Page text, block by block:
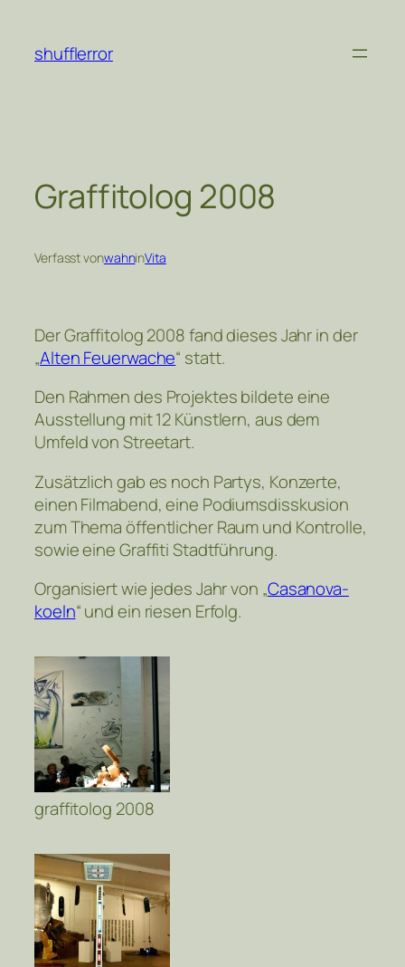
springen
shufflerror
Graffitolog 2008
Verfasst vonwahninVita
Der Graffitolog 2008 fand dieses Jahr in der
„Alten Feuerwache“ statt.
Den Rahmen des Projektes bildete eine
Ausstellung mit 12 Künstlern, aus dem
Umfeld von Streetart.
Zusätzlich gab es noch Partys, Konzerte,
einen Filmabend, eine Podiumsdisskusion
zum Thema öffentlicher Raum und Kontrolle,
sowie eine Graffiti Stadtführung.
Organisiert wie jedes Jahr von „Casanova-
koeln“ und ein riesen Erfolg.
graffitolog 2008